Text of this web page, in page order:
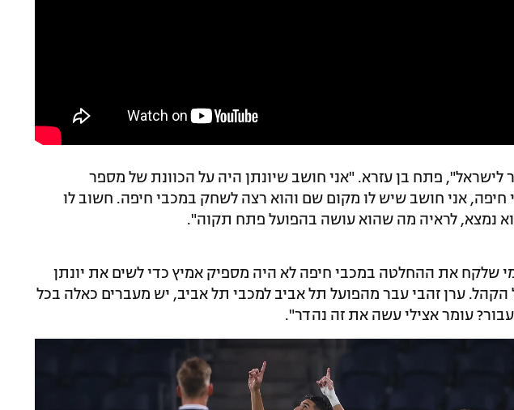
לישראל", פתח בן עזרא. "אני חושב שיונתן היה על הכוונת של מספר
חיפה, אני חושב שיש לו מקום שם והוא רצה לשחק במכבי חיפה. חשוב לו
נמצא, לראיה מה שהוא עושה בהפועל פתח תקוה".
שלקח את ההחלטה במכבי חיפה לא היה מספיק אמיץ כדי לשים את יונתן
הקהל. ערן זהבי עבר מהפועל תל אביב למכבי תל אביב, יש מעברים כאלה בכל
עומר אצילי עשה את זה נהדר".